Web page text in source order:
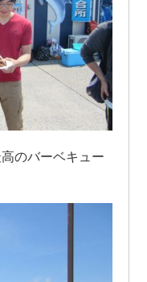
のバーベキュー